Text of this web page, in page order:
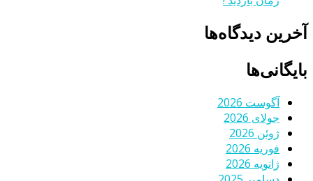
آخرین دیدگاه‌ها
بایگانی‌ها
آگوست 2026
جولای 2026
ژوئن 2026
فوریه 2026
ژانویه 2026